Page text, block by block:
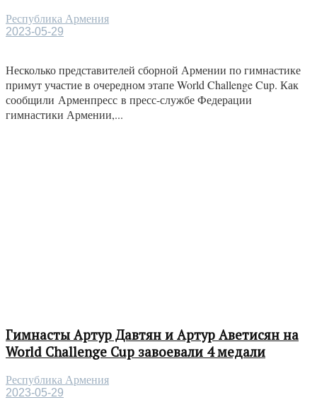
Республика Армения
2023-05-29
Несколько представителей сборной Армении по гимнастике
примут участие в очередном этапе World Challenge Cup. Как
сообщили Арменпресс в пресс-службе Федерации
гимнастики Армении,...
Гимнасты Артур Давтян и Артур Аветисян на
World Challenge Cup завоевали 4 медали
Республика Армения
2023-05-29